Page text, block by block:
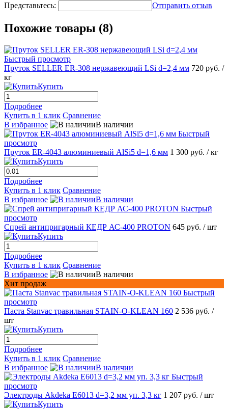
Представьтесь: Отправить отзыв
Похожие товары (8)
Быстрый просмотр
Пруток SELLER ER-308 нержавеющий LSi d=2,4 мм 720 руб. /
кг
Купить
Подробнее
Купить в 1 клик Сравнение
В избранное
В наличии
Быстрый
просмотр
Пруток ER-4043 алюминиевый AlSi5 d=1,6 мм 1 300 руб. / кг
Купить
Подробнее
Купить в 1 клик Сравнение
В избранное
В наличии
Быстрый
просмотр
Спрей антипригарный КЕДР АС-400 PROTON 645 руб. / шт
Купить
Подробнее
Купить в 1 клик Сравнение
В избранное
В наличии
Хит продаж
Быстрый
просмотр
Паста Stanvac травильная STAIN-O-KLEAN 160 2 536 руб. /
шт
Купить
Подробнее
Купить в 1 клик Сравнение
В избранное
В наличии
Быстрый
просмотр
Электроды Akdeka E6013 d=3,2 мм уп. 3,3 кг 1 207 руб. / шт
Купить